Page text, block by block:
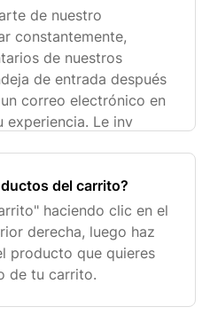
de nuestro
constantemente,
de nuestros
de entrada después
correo electrónico en
experiencia. Le inv
del carrito?
haciendo clic en el
derecha, luego haz
producto que quieres
de tu carrito.